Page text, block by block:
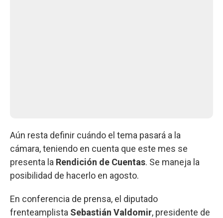
Aún resta definir cuándo el tema pasará a la
cámara, teniendo en cuenta que este mes se
presenta la Rendición de Cuentas. Se maneja la
posibilidad de hacerlo en agosto.
En conferencia de prensa, el diputado
frenteamplista Sebastián Valdomir, presidente de